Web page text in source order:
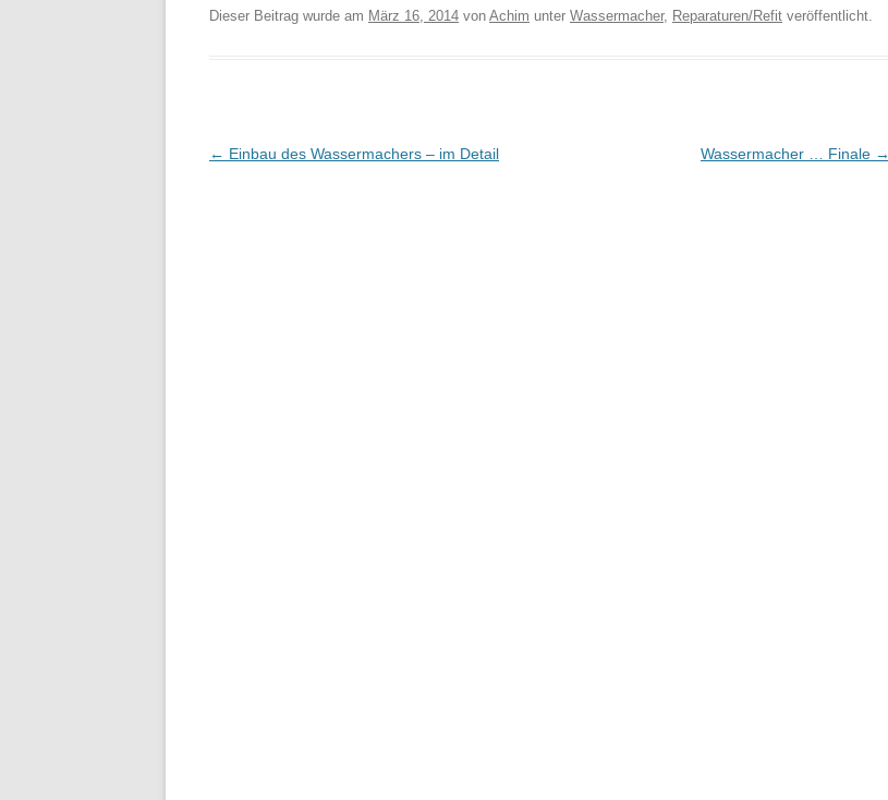
Dieser Beitrag wurde am März 16, 2014 von Achim unter Wassermacher, Reparaturen/Refit veröffentlicht.
Beitragsnavigation
← Einbau des Wassermachers – im Detail Wassermacher … Finale →